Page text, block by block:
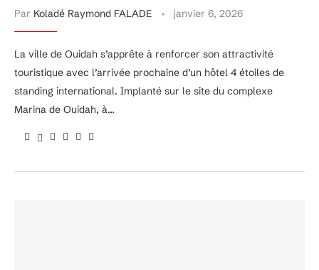
Par Koladé Raymond FALADE janvier 6, 2026
La ville de Ouidah s’apprête à renforcer son attractivité
touristique avec l’arrivée prochaine d’un hôtel 4 étoiles de
standing international. Implanté sur le site du complexe
Marina de Ouidah, à…